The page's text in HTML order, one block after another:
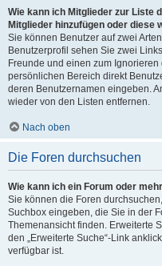
Wie kann ich Mitglieder zur Liste
Mitglieder hinzufügen oder diese
Sie können Benutzer auf zwei
Benutzerprofil sehen Sie zwei
Freunde und einen zum
persönlichen Bereich direkt
deren Benutzernamen eingeben.
wieder von den Listen entfernen.
Nach oben
Die Foren durchsuchen
Wie kann ich ein Forum oder
Sie können die Foren
Suchbox eingeben, die Sie in der
Themenansicht finden. Erweiterte
den „Erweiterte Suche“-Link
verfügbar ist.